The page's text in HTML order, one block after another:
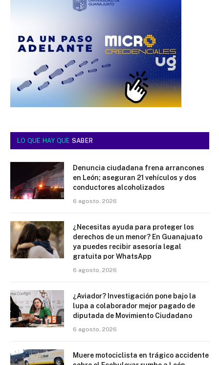
LO QUE HAY QUE SABER
Denuncia ciudadana frena arrancones
en León; aseguran 21 vehículos y dos
conductores alcoholizados
6 agosto, 2026
¿Necesitas ayuda para proteger los
derechos de un menor? En Guanajuato
ya puedes recibir asesoría legal
gratuita por WhatsApp
6 agosto, 2026
¿Aviador? Investigación pone bajo la
lupa a colaborador mejor pagado de
diputada de Movimiento Ciudadano
6 agosto, 2026
Muere motociclista en trágico accidente